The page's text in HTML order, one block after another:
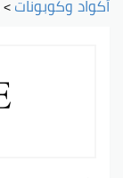
أكواد وكوبونات>